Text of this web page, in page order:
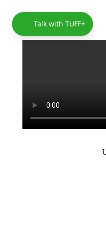
Talk with TUFF+